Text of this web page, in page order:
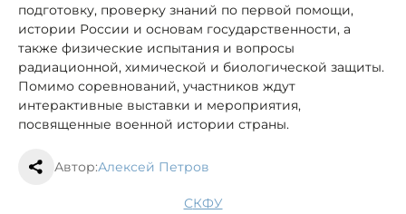
подготовку, проверку знаний по первой помощи,
истории России и основам государственности, а
также физические испытания и вопросы
радиационной, химической и биологической защиты.
Помимо соревнований, участников ждут
интерактивные выставки и мероприятия,
посвященные военной истории страны.
Автор:Алексей Петров
СКФУ